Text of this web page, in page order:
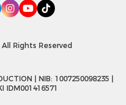
Rights Reserved
| NIB: 1007250098235 |
IDM001416571